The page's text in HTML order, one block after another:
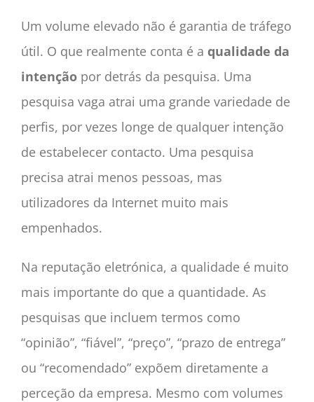
Um volume elevado não é garantia de tráfego
útil. O que realmente conta é a qualidade da
intençãopor detrás da pesquisa. Uma
pesquisa vaga atrai uma grande variedade de
perfis, por vezes longe de qualquer intenção
de estabelecer contacto. Uma pesquisa
precisa atrai menos pessoas, mas
utilizadores da Internet muito mais
empenhados.
Na reputação eletrónica, a qualidade é muito
mais importante do que a quantidade. As
pesquisas que incluem termos como
“opinião”, “fiável”, “preço”, “prazo de entrega”
ou “recomendado” expõem diretamente a
perceção da empresa. Mesmo com volumes